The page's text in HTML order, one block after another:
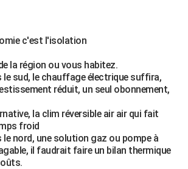
c'est l'isolation
la région ou vous habitez.
le sud, le chauffage électrique suffira,
réduit, un seul obonnement,
la clim réversible air air qui fait
froid
le nord, une solution gaz ou pompe à
il faudrait faire un bilan thermique